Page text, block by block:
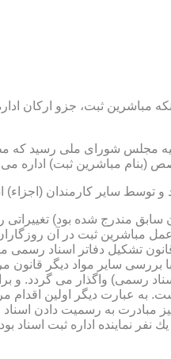
مباشرین ثبت، جزو اركان
شده، در شرح وظائف مباشرین ثبت (آنچه كه
مباشرین ثبت در آن
بررسی سایر مواد دیگر
رسمی) واگذار می
مبادرت به رسمیت دادن